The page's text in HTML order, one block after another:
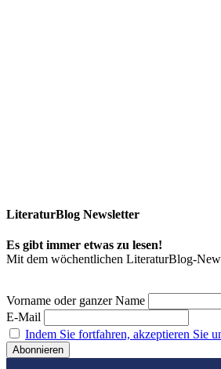
LiteraturBlog Newsletter
Es gibt immer etwas zu lesen!
Mit dem wöchentlichen LiteraturBlog-
Vorname oder ganzer Name
E-Mail
Indem Sie fortfahren, akzeptieren Sie